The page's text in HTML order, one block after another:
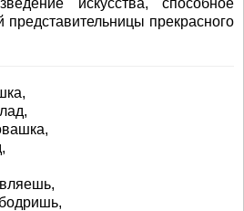
искусства, способное
представительницы прекрасного